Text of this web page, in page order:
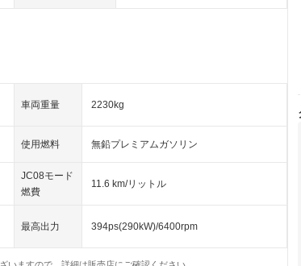
車両重量 2230kg
使用燃料 無鉛プレミアムガソリン
JC08モード
燃費
11.6 km/リットル
最高出力 394ps(290kW)/6400rpm